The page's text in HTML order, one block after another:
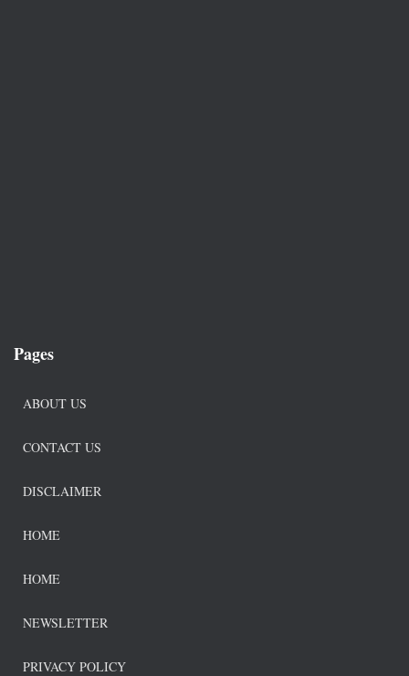
Pages
ABOUT US
CONTACT US
DISCLAIMER
HOME
HOME
NEWSLETTER
PRIVACY POLICY